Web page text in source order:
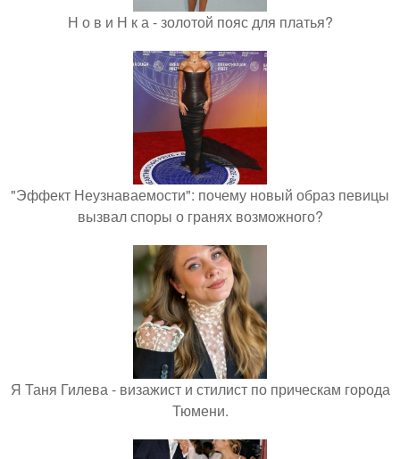
Н о в и Н к а - золотой пояс для платья?
"Эффект Неузнаваемости": почему новый образ певицы
вызвал споры о гранях возможного?
Я Таня Гилева - визажист и стилист по прическам города
Тюмени.